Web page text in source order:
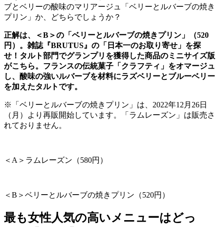
ブとベリーの酸味のマリアージュ「ベリーとルバーブの焼き
プリン」か、どちらでしょうか？
正解は、＜B＞の「ベリーとルバーブの焼きプリン」（520
円）。雑誌『BRUTUS』の「日本一のお取り寄せ」を探
せ！タルト部門でグランプリを獲得した商品のミニサイズ版
がこちら。フランスの伝統菓子「クラフティ」をオマージュ
し、酸味の強いルバーブを材料にラズベリーとブルーベリー
を加えたタルトです。
※「ベリーとルバーブの焼きプリン」は、 2022年12 月 26日
（月）より再販開始しています。「ラムレーズン」は販売さ
れておりません。
＜ A ＞ラムレーズン（580円）
＜ B ＞ベリーとルバーブの焼きプリン（520円）
最も女性人気の高いメニューはどっ